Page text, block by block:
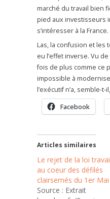
marché du travail bien
pied aux investisseurs
s’intéresser à la France.
Las, la confusion et
eu l’effet inverse. Vu
fois de plus comme ce
impossible à
l’exécutif n’a, semble-
Facebook
Articles similaires
Le rejet de la loi
au coeur des défilés
clairsemés du 1er Mai
Source : Extrait